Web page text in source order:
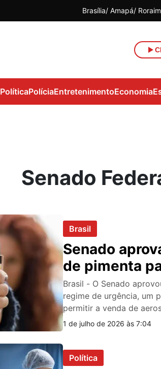
Brasília Amapá
PolíticaPolíciaEntretenimentoEconomia
Senado
Brasil
Senado
de pimenta
Brasil - O Senado
regime de urgência, um
permitir a venda de
1 de julho de 2026 às 7:04
Política